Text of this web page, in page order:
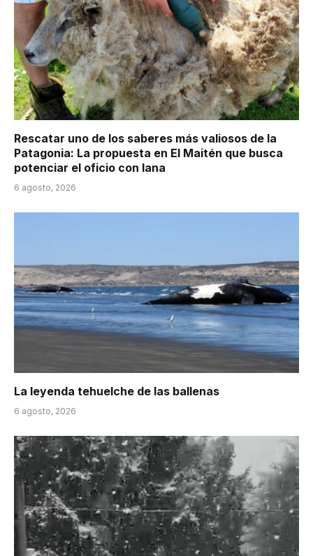
Rescatar uno de los saberes más valiosos de la
Patagonia: La propuesta en El Maitén que busca
potenciar el oficio con lana
6 agosto, 2026
La leyenda tehuelche de las ballenas
6 agosto, 2026